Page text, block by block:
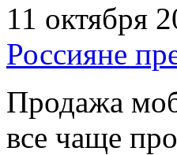
11 октября
Россияне
Продажа
все чаще